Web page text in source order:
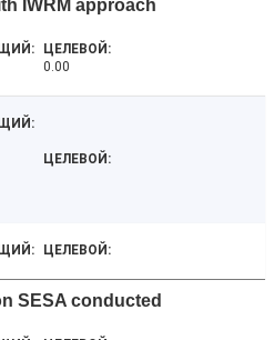
IWRM approach
0.00
SESA conducted